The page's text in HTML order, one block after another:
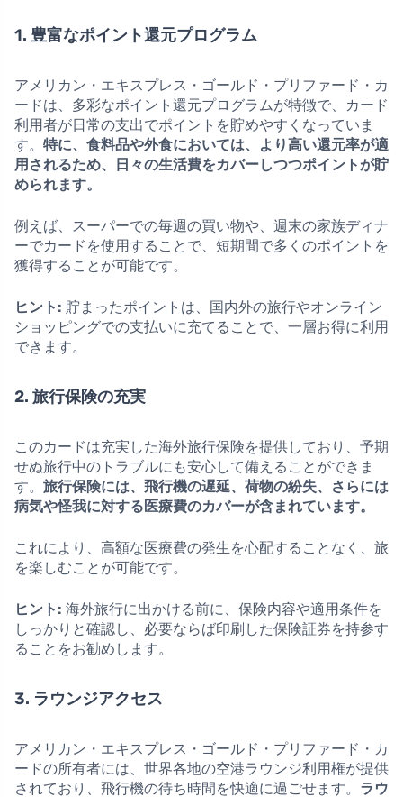
1. 豊富なポイント還元プログラム
アメリカン・エキスプレス・ゴールド・プリファード・カ
ードは、多彩なポイント還元プログラムが特徴で、カード
利用者が日常の支出でポイントを貯めやすくなっていま
す。 特に、食料品や外食においては、より高い還元率が適
用されるため、日々の生活費をカバーしつつポイントが貯
められます。
例えば、スーパーでの毎週の買い物や、週末の家族ディナ
ーでカードを使用することで、短期間で多くのポイントを
獲得することが可能です。
ヒント: 貯まったポイントは、国内外の旅行やオンライン
ショッピングでの支払いに充てることで、一層お得に利用
できます。
2. 旅行保険の充実
このカードは充実した海外旅行保険を提供しており、予期
せぬ旅行中のトラブルにも安心して備えることができま
す。 旅行保険には、飛行機の遅延、荷物の紛失、さらには
病気や怪我に対する医療費のカバーが含まれています。
これにより、高額な医療費の発生を心配することなく、旅
を楽しむことが可能です。
ヒント: 海外旅行に出かける前に、保険内容や適用条件を
しっかりと確認し、必要ならば印刷した保険証券を持参す
ることをお勧めします。
3. ラウンジアクセス
アメリカン・エキスプレス・ゴールド・プリファード・カ
ードの所有者には、世界各地の空港ラウンジ利用権が提供
されており、飛行機の待ち時間を快適に過ごせます。 ラウ